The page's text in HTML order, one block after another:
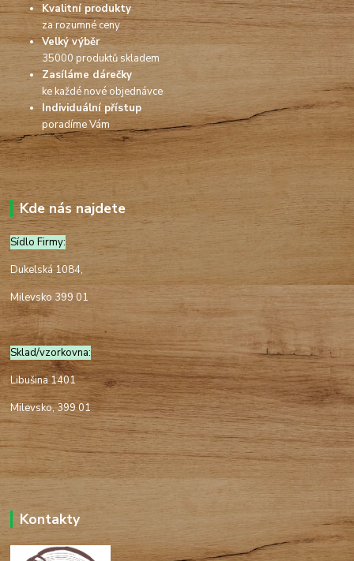
Kvalitní produkty
za rozumné ceny
Velký výběr
35000 produktů skladem
Zasíláme dárečky
ke každé nové objednávce
Individuální přístup
poradíme Vám
Kde nás najdete
Sídlo Firmy:
Dukelská 1084,
Milevsko 399 01
Sklad/vzorkovna:
Libušina 1401
Milevsko, 399 01
Kontakty